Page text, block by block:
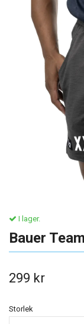
I lager.
Bauer
299 kr
Storlek